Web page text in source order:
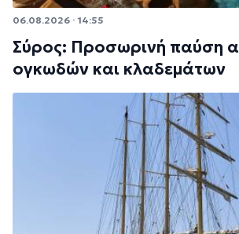
06.08.2026 · 14:55
Σύρος: Προσωρινή παύση
ογκωδών και κλαδεμάτων